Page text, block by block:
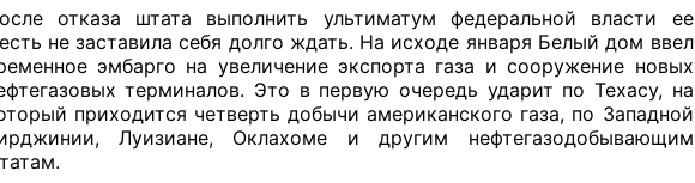
отказа штата выполнить ультиматум федеральной власти ее
не заставила себя долго ждать. На исходе января Белый дом ввел
эмбарго на увеличение экспорта газа и сооружение новых
терминалов. Это в первую очередь ударит по Техасу, на
приходится четверть добычи американского газа, по Западной
Луизиане, Оклахоме и другим нефтегазодобывающим